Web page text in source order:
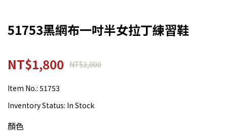
51753黑網布一吋半女拉丁練習鞋
NT$1,800 NT$2,000
Item No.: 51753
Inventory Status: In Stock
顏色